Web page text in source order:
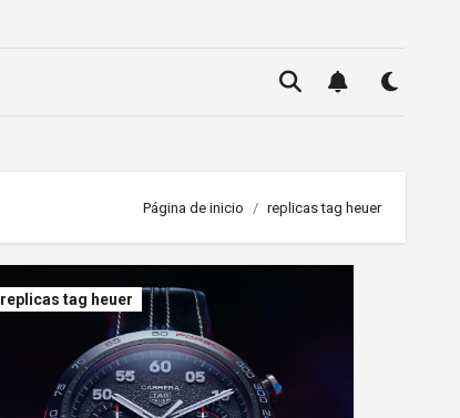
Página de inicio replicas tag heuer
replicas tag heuer